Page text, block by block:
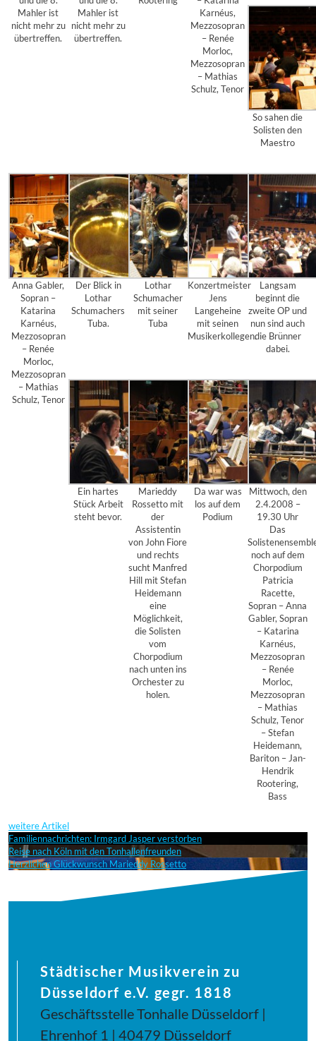
Mahler ist
nicht mehr zu
übertreffen.
Mahler ist
nicht mehr zu
übertreffen.
Karnéus,
Mezzosopran
– Renée
Morloc,
Mezzosopran
– Mathias
Schulz, Tenor
So sahen die
Solisten den
Maestro
Anna Gabler,
Sopran –
Katarina
Karnéus,
Mezzosopran
– Renée
Morloc,
Mezzosopran
– Mathias
Schulz, Tenor
Der Blick in
Lothar
Schumachers
Tuba.
Lothar
Schumacher
mit seiner
Tuba
Konzertmeister
Jens
Langeheine
mit seinen
Musikerkollegen.
Langsam
beginnt die
zweite OP und
nun sind auch
die Brünner
dabei.
Ein hartes
Stück Arbeit
steht bevor.
Marieddy
Rossetto mit
der
Assistentin
von John Fiore
und rechts
sucht Manfred
Hill mit Stefan
Heidemann
eine
Möglichkeit,
die Solisten
vom
Chorpodium
nach unten ins
Orchester zu
holen.
Da war was
los auf dem
Podium
Mittwoch, den
2.4.2008 –
19.30 Uhr
Das
noch auf dem
Chorpodium
Patricia
Racette,
Sopran – Anna
Gabler, Sopran
– Katarina
Karnéus,
Mezzosopran
– Renée
Morloc,
Mezzosopran
– Mathias
Schulz, Tenor
– Stefan
Heidemann,
Bariton – Jan-
Hendrik
Rootering,
Bass
weitere Artikel
Familiennachrichten: Irmgard Jasper verstorben
Reise nach Köln mit den Tonhallenfreunden
Herzlichen Glückwunsch Marieddy Rossetto
Städtischer Musikverein zu
Düsseldorf e.V. gegr. 1818
Geschäftsstelle Tonhalle Düsseldorf |
Ehrenhof 1 | 40479 Düsseldorf